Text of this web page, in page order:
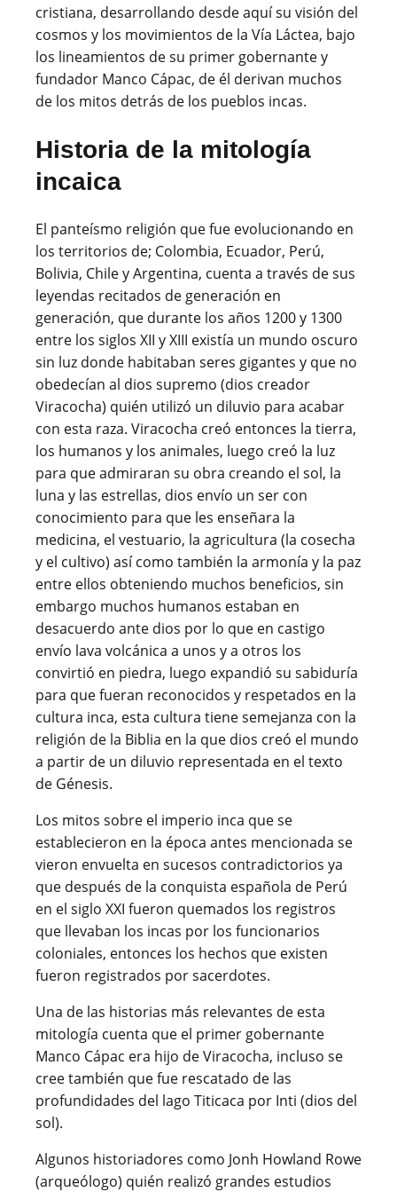
cristiana, desarrollando desde aquí su visión del
cosmos y los movimientos de la Vía Láctea, bajo
los lineamientos de su primer gobernante y
fundador Manco Cápac, de él derivan muchos
de los mitos detrás de los pueblos incas.
Historia de la mitología
incaica
El panteísmo religión que fue evolucionando en
los territorios de; Colombia, Ecuador, Perú,
Bolivia, Chile y Argentina, cuenta a través de sus
leyendas recitados de generación en
generación, que durante los años 1200 y 1300
entre los siglos XII y XIII existía un mundo oscuro
sin luz donde habitaban seres gigantes y que no
obedecían al dios supremo (dios creador
Viracocha) quién utilizó un diluvio para acabar
con esta raza. Viracocha creó entonces la tierra,
los humanos y los animales, luego creó la luz
para que admiraran su obra creando el sol, la
luna y las estrellas, dios envío un ser con
conocimiento para que les enseñara la
medicina, el vestuario, la agricultura (la cosecha
y el cultivo) así como también la armonía y la paz
entre ellos obteniendo muchos beneficios, sin
embargo muchos humanos estaban en
desacuerdo ante dios por lo que en castigo
envío lava volcánica a unos y a otros los
convirtió en piedra, luego expandió su sabiduría
para que fueran reconocidos y respetados en la
cultura inca, esta cultura tiene semejanza con la
religión de la Biblia en la que dios creó el mundo
a partir de un diluvio representada en el texto
de Génesis.
Los mitos sobre el imperio inca que se
establecieron en la época antes mencionada se
vieron envuelta en sucesos contradictorios ya
que después de la conquista española de Perú
en el siglo XXI fueron quemados los registros
que llevaban los incas por los funcionarios
coloniales, entonces los hechos que existen
fueron registrados por sacerdotes.
Una de las historias más relevantes de esta
mitología cuenta que el primer gobernante
Manco Cápac era hijo de Viracocha, incluso se
cree también que fue rescatado de las
profundidades del lago Titicaca por Inti (dios del
sol).
Algunos historiadores como Jonh Howland Rowe
(arqueólogo) quién realizó grandes estudios